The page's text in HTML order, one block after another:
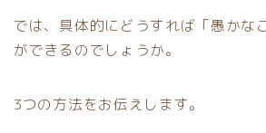
では、具体的にどうすれば「愚かな
ができるのでしょうか。
3つの方法をお伝えします。